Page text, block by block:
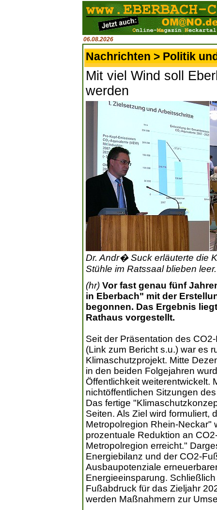
06.08.2026
Nachrichten > Politik
Mit viel Wind soll
werden
Dr. Andr� Suck erläuterte die
Stühle im Ratssaal blieben
(hr) Vor fast genau fünf
in Eberbach" mit der
begonnen. Das Ergebnis
Rathaus vorgestellt.
Seit der Präsentation des
(Link zum Bericht s.u.) war es
Klimaschutzprojekt. Mitte
in den beiden Folgejahren
Öffentlichkeit weiterentwickelt.
nichtöffentlichen Sitzungen
Das fertige
Seiten. Als Ziel wird formuliert,
Metropolregion Rhein-Neckar"
prozentuale Reduktion an
Metropolregion erreicht."
Energiebilanz und der CO2-
Ausbaupotenziale
Energieeinsparung.
Fußabdruck für das Zieljahr
werden Maßnahmern zur